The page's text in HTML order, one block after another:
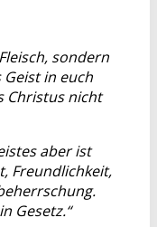
sondern
in euch
Christus nicht
aber ist
Freundlichkeit,
Gesetz.“